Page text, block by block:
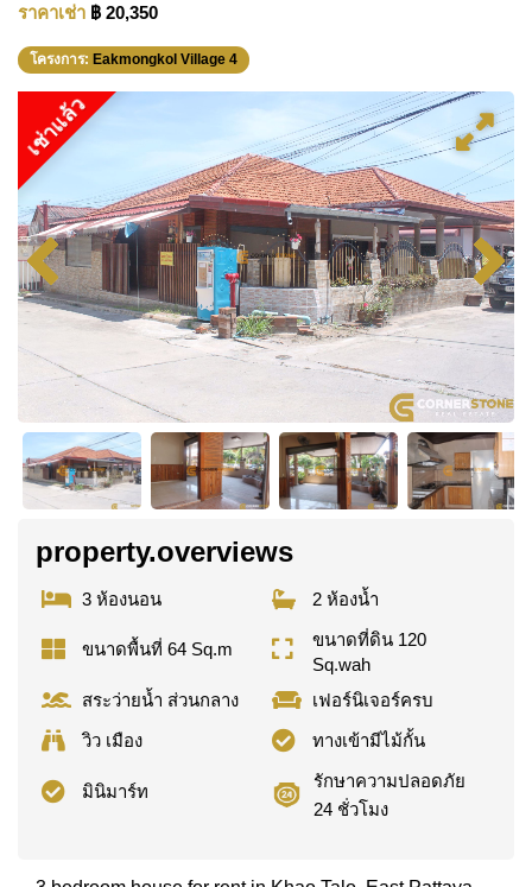
ราคาเช่า ฿ 20,350
โครงการ: Eakmongkol Village 4
เช่าแล้ว
property.overviews
3 ห้องนอน 2 ห้องน้ำ
ขนาดพื้นที่ 64 Sq.m
ขนาดที่ดิน 120
Sq.wah
สระว่ายน้ำ ส่วนกลาง
เฟอร์นิเจอร์ครบ
วิว เมือง
ทางเข้ามีไม้กั้น
มินิมาร์ท
รักษาความปลอดภัย
24 ชั่วโมง